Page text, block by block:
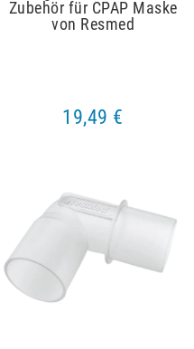
Zubehör für CPAP Maske
von Resmed
19,49 €